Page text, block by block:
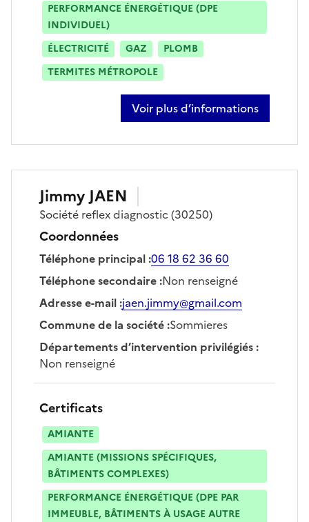
PERFORMANCE ÉNERGÉTIQUE (DPE
INDIVIDUEL)
ÉLECTRICITÉ
GAZ
PLOMB
TERMITES MÉTROPOLE
Voir plus d’informations
sur rémy daumont
JimmyJAEN
Société reflex diagnostic(30250)
Coordonnées
Téléphone principal:06 18 62 36 60
Téléphone secondaire:Non renseigné
Adresse e-mail:jaen.jimmy@gmail.com
Commune de la société:Sommieres
Départements d’intervention privilégiés:
Non renseigné
Certificats
AMIANTE
AMIANTE (MISSIONS SPÉCIFIQUES,
BÂTIMENTS COMPLEXES)
PERFORMANCE ÉNERGÉTIQUE (DPE PAR
IMMEUBLE, BÂTIMENTS À USAGE AUTRE